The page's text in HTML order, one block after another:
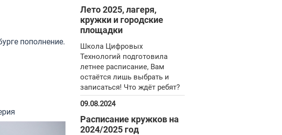
пополнение.
Лето 2025, лагеря,
кружки и городские
площадки
Школа Цифровых
Технологий подготовила
летнее расписание, Вам
остаётся лишь выбрать и
записаться! Что ждёт ребят?
09.08.2024
Расписание кружков на
2024/2025 год